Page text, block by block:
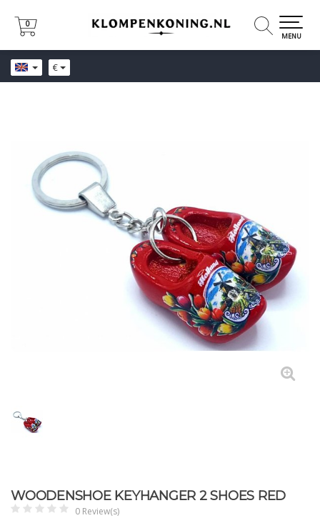
€
0
0
MENU
WOODENSHOE KEYHANGER 2 SHOES RED
0 Review(s)